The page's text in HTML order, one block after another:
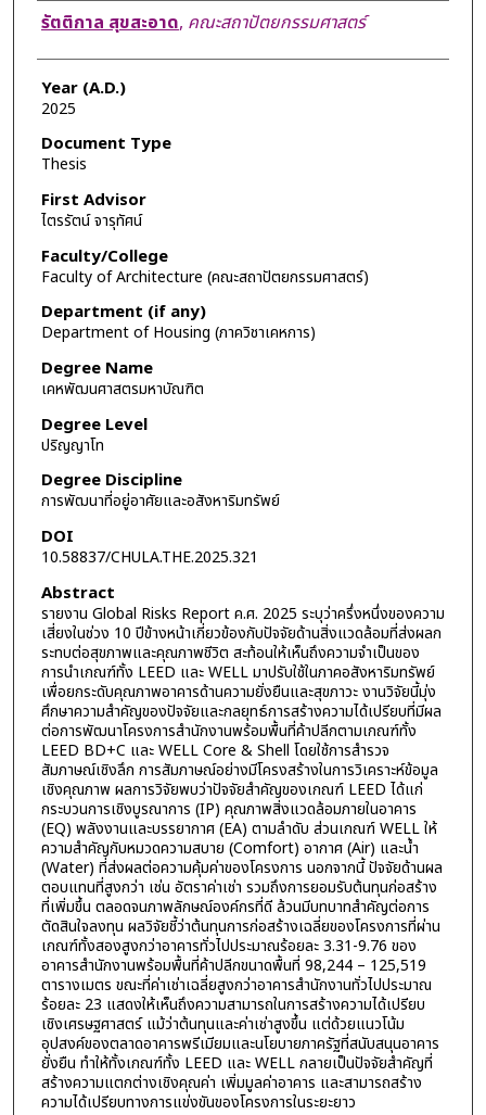
Author
รัตติกาล สุขสะอาด, คณะสถาปัตยกรรมศาสตร์
Year (A.D.)
2025
Document Type
Thesis
First Advisor
ไตรรัตน์ จารุทัศน์
Faculty/College
Faculty of Architecture (คณะสถาปัตยกรรมศาสตร์)
Department (if any)
Department of Housing (ภาควิชาเคหการ)
Degree Name
เคหพัฒนศาสตรมหาบัณฑิต
Degree Level
ปริญญาโท
Degree Discipline
การพัฒนาที่อยู่อาศัยและอสังหาริมทรัพย์
DOI
10.58837/CHULA.THE.2025.321
Abstract
รายงาน Global Risks Report ค.ศ. 2025 ระบุว่าครึ่งหนึ่งของความ
เสี่ยงในช่วง 10 ปีข้างหน้าเกี่ยวข้องกับปัจจัยด้านสิ่งแวดล้อมที่ส่งผลก
ระทบต่อสุขภาพและคุณภาพชีวิต สะท้อนให้เห็นถึงความจำเป็นของ
การนำเกณฑ์ทั้ง LEED และ WELL มาปรับใช้ในภาคอสังหาริมทรัพย์
เพื่อยกระดับคุณภาพอาคารด้านความยั่งยืนและสุขภาวะ งานวิจัยนี้มุ่ง
ศึกษาความสำคัญของปัจจัยและกลยุทธ์การสร้างความได้เปรียบที่มีผล
ต่อการพัฒนาโครงการสำนักงานพร้อมพื้นที่ค้าปลีกตามเกณฑ์ทั้ง
LEED BD+C และ WELL Core & Shell โดยใช้การสำรวจ
สัมภาษณ์เชิงลึก การสัมภาษณ์อย่างมีโครงสร้างในการวิเคราะห์ข้อมูล
เชิงคุณภาพ ผลการวิจัยพบว่าปัจจัยสำคัญของเกณฑ์ LEED ได้แก่
กระบวนการเชิงบูรณาการ (IP) คุณภาพสิ่งแวดล้อมภายในอาคาร
(EQ) พลังงานและบรรยากาศ (EA) ตามลำดับ ส่วนเกณฑ์ WELL ให้
ความสำคัญกับหมวดความสบาย (Comfort) อากาศ (Air) และน้ำ
(Water) ที่ส่งผลต่อความคุ้มค่าของโครงการ นอกจากนี้ ปัจจัยด้านผล
ตอบแทนที่สูงกว่า เช่น อัตราค่าเช่า รวมถึงการยอมรับต้นทุนก่อสร้าง
ที่เพิ่มขึ้น ตลอดจนภาพลักษณ์องค์กรที่ดี ล้วนมีบทบาทสำคัญต่อการ
ตัดสินใจลงทุน ผลวิจัยชี้ว่าต้นทุนการก่อสร้างเฉลี่ยของโครงการที่ผ่าน
เกณฑ์ทั้งสองสูงกว่าอาคารทั่วไปประมาณร้อยละ 3.31-9.76 ของ
อาคารสำนักงานพร้อมพื้นที่ค้าปลีกขนาดพื้นที่ 98,244 – 125,519
ตารางเมตร ขณะที่ค่าเช่าเฉลี่ยสูงกว่าอาคารสำนักงานทั่วไปประมาณ
ร้อยละ 23 แสดงให้เห็นถึงความสามารถในการสร้างความได้เปรียบ
เชิงเศรษฐศาสตร์ แม้ว่าต้นทุนและค่าเช่าสูงขึ้น แต่ด้วยแนวโน้ม
อุปสงค์ของตลาดอาคารพรีเมียมและนโยบายภาครัฐที่สนับสนุนอาคาร
ยั่งยืน ทำให้ทั้งเกณฑ์ทั้ง LEED และ WELL กลายเป็นปัจจัยสำคัญที่
สร้างความแตกต่างเชิงคุณค่า เพิ่มมูลค่าอาคาร และสามารถสร้าง
ความได้เปรียบทางการแข่งขันของโครงการในระยะยาว